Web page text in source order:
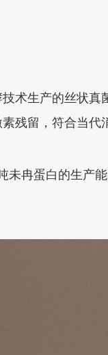
术生产的丝状
残留，符合当
未冉蛋白的生产